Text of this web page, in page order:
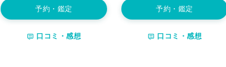
した。鑑定では霊的な存在が発
するメッセージを感じ取った
を霊的な存在へ伝えたりするな
予約・鑑定
口コミ・感想
在を感じながら過ごすことが辛
く、自分の能力に蓋をしていた
る時導かれるようにカードを手
予約・鑑定
口コミ・感想